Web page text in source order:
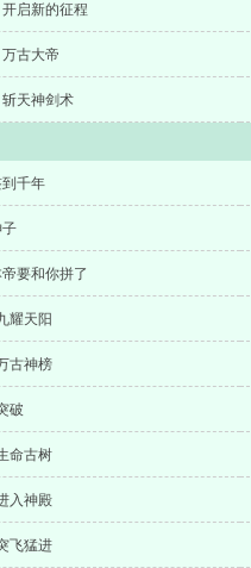
开启新的征程
古大帝
斩天神剑术
千年
子
要和你拼了
耀天阳
古神榜
破
命古树
入神殿
飞猛进